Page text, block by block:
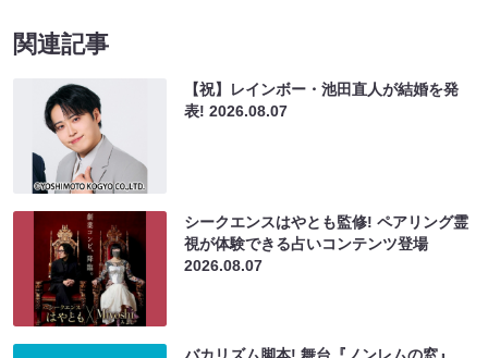
関連記事
【祝】レインボー・池田直人が結婚を発
表!2026.08.07
シークエンスはやとも監修! ペアリング霊
視が体験できる占いコンテンツ登場
2026.08.07